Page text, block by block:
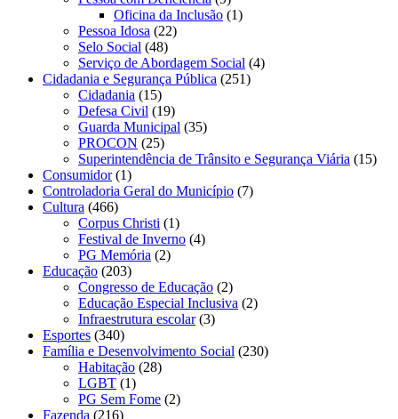
Oficina da Inclusão (1)
Pessoa Idosa (22)
Selo Social (48)
Serviço de Abordagem Social (4)
Cidadania e Segurança Pública (251)
Cidadania (15)
Defesa Civil (19)
Guarda Municipal (35)
PROCON (25)
Superintendência de Trânsito e Segurança Viária (15)
Consumidor(1)
Controladoria Geral do Município (7)
Cultura (466)
Corpus Christi (1)
Festival de Inverno (4)
PG Memória (2)
Educação (203)
Congresso de Educação (2)
Educação Especial Inclusiva (2)
Infraestrutura escolar(3)
Esportes (340)
Família e Desenvolvimento Social (230)
Habitação (28)
LGBT (1)
PG Sem Fome (2)
Fazenda (216)